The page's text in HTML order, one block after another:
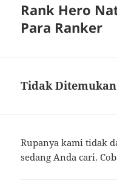
Rank Hero
Para Ranker
Tidak Ditemukan
Rupanya kami tidak
sedang Anda cari.